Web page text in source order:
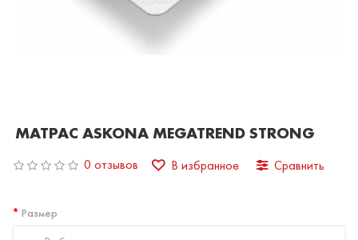
МАТРАС ASKONA MEGATREND STRONG
0 отзывов В избранное Сравнить
Размер